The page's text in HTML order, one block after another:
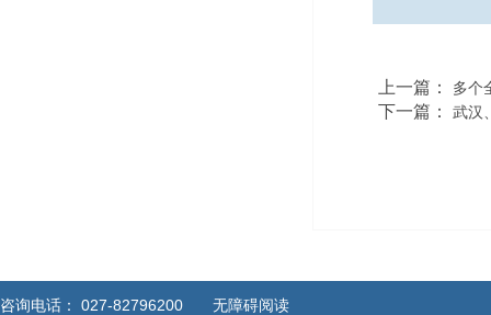
上一篇： 多个
下一篇： 武汉
咨询电话： 027-82796200
无障碍阅读